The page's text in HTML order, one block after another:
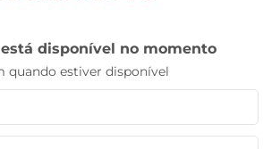
disponível no momento
quando estiver disponível